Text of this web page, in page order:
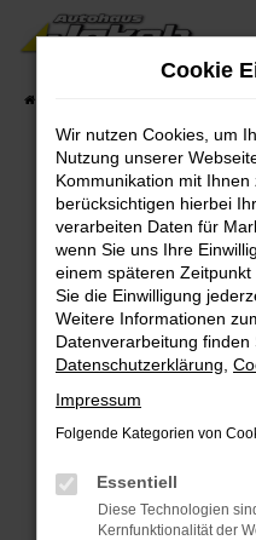
Zum
Hauptinhalt
Fehler:
Beim Laden ist ein
Hier sind ein paar
Überprüfe deine
Laden andere
Suchmaschine?
Prüfe deine
Manche
können das Laden
verhindern.
Cookie
Wir nutzen Cookies, um
Nutzung unserer
Kommunikation mit
berücksichtigen hierbei
verarbeiten Daten für
wenn Sie uns Ihre
einem späteren
Sie die Einwilligung
Weitere Informationen
Datenverarbeitung finden
Datenschutzerklärung
Impressum
Folgende Kategorien von
Essentiell
Diese Technologien
Kernfunktionalität der